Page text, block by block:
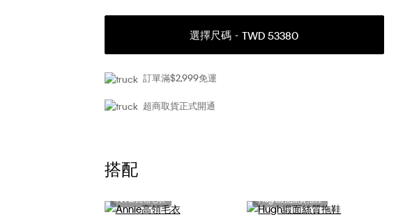
選擇尺碼 TWD 53380
訂單滿$2,999免運
超商取貨正式開通
搭配
Annie高領毛衣 Hugh緞面絲質拖鞋